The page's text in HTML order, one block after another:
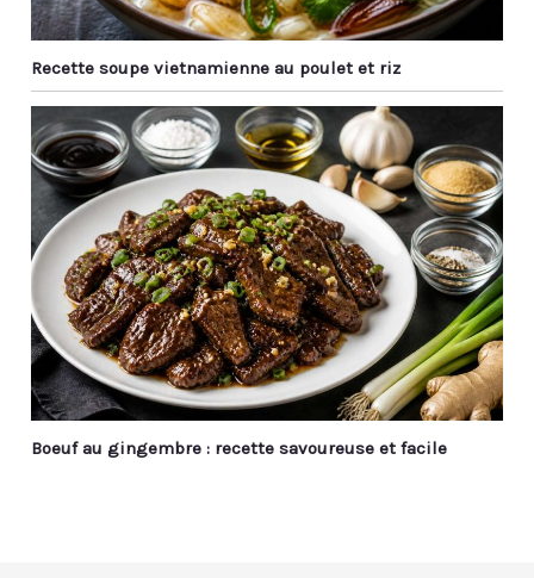
Recette soupe vietnamienne au poulet et riz
Boeuf au gingembre : recette savoureuse et facile